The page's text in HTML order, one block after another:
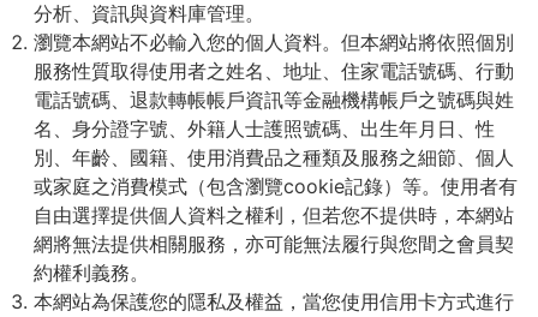
分析、資訊與資料庫管理。
瀏覽本網站不必輸入您的個人資料。但本網站將依照個別
服務性質取得使用者之姓名、地址、住家電話號碼、行動
電話號碼、退款轉帳帳戶資訊等金融機構帳戶之號碼與姓
名、身分證字號、外籍人士護照號碼、出生年月日、性
別、年齡、國籍、使用消費品之種類及服務之細節、個人
或家庭之消費模式（包含瀏覽cookie記錄）等。使用者有
自由選擇提供個人資料之權利，但若您不提供時，本網站
網將無法提供相關服務，亦可能無法履行與您間之會員契
約權利義務。
本網站為保護您的隱私及權益，當您使用信用卡方式進行